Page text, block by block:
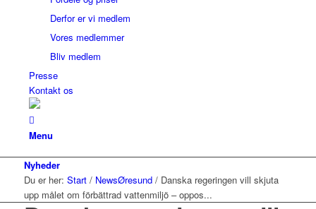
Derfor er vi medlem
Vores medlemmer
Bliv medlem
Presse
Kontakt os
Menu
Nyheder
Du er her: Start / NewsØresund / Danska regeringen vill skjuta
upp målet om förbättrad vattenmiljö – oppos...